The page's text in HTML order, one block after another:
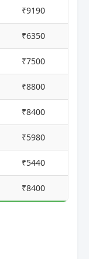
₹9190
₹6350
₹7500
₹8800
₹8400
₹5980
₹5440
₹8400